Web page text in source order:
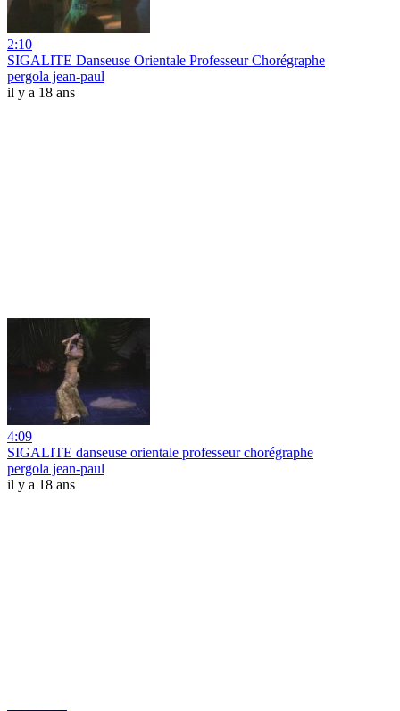
2:10
SIGALITE Danseuse Orientale Professeur Chorégraphe
pergola jean-paul
il y a 18 ans
4:09
SIGALITE danseuse orientale professeur chorégraphe
pergola jean-paul
il y a 18 ans